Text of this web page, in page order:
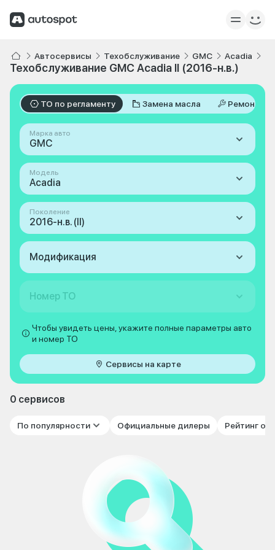
Автосервисы Техобслуживание GMC Acadia
Техобслуживание GMC Acadia II (2016-н.в.)
ТО по регламенту Замена масла Ремонт
Марка авто
GMC
Модель
Acadia
Поколение
2016-н.в. (II)
Модификация
Номер ТО
Чтобы увидеть цены, укажите полные параметры авто
и номер ТО
Сервисы на карте
0 сервисов
По популярности Официальные дилеры Рейтинг